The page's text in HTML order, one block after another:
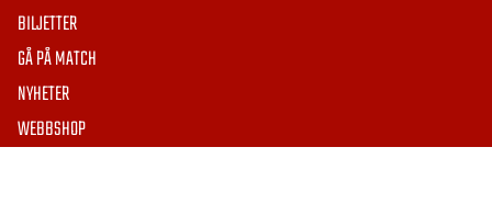
BILJETTER
GÅ PÅ MATCH
NYHETER
WEBBSHOP